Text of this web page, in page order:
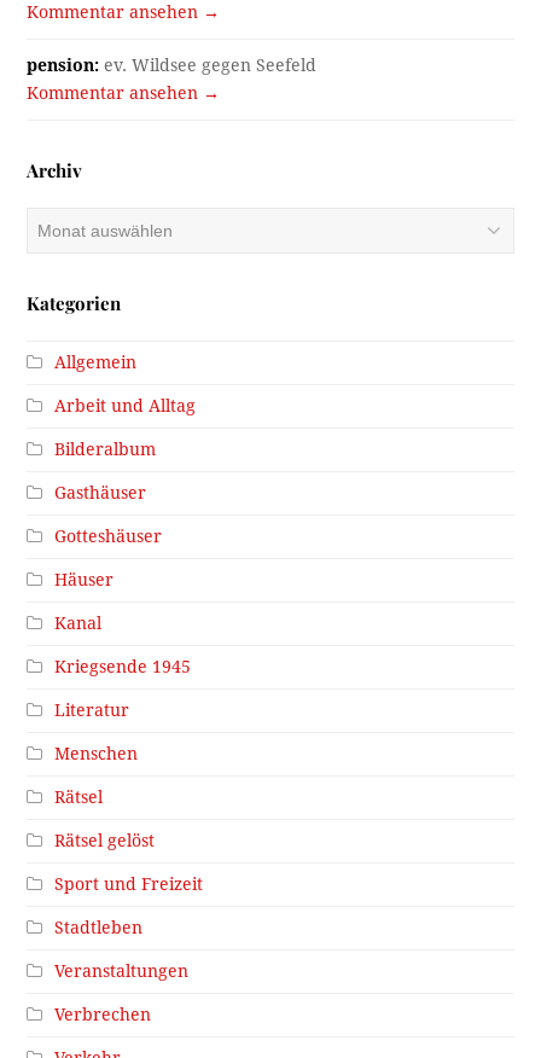
Kommentar ansehen →
pension: ev. Wildsee gegen Seefeld
Kommentar ansehen →
Archiv
Kategorien
Allgemein
Arbeit und Alltag
Bilderalbum
Gasthäuser
Gotteshäuser
Häuser
Kanal
Kriegsende 1945
Literatur
Menschen
Rätsel
Rätsel gelöst
Sport und Freizeit
Stadtleben
Veranstaltungen
Verbrechen